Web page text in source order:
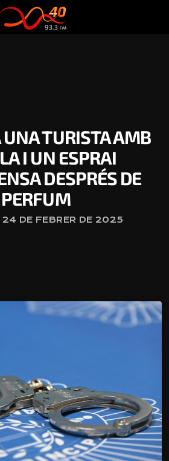
TURISTA AMB
I UN ESPRAI
DESPRÉS DE
24 DE FEBRER DE 2025